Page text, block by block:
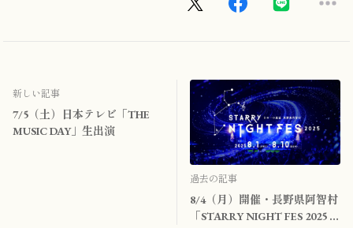
新しい記事
7/5（土）日本テレビ「THE
MUSIC DAY」生出演
過去の記事
8/4（月）開催・長野県阿智村
「STARRY NIGHT FES 2025 /